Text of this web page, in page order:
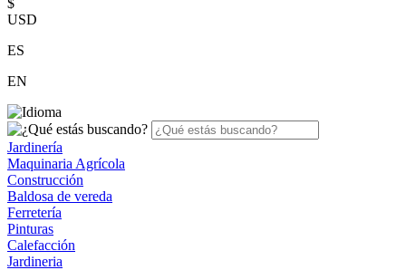
$
USD
ES
EN
Jardinería
Maquinaria Agrícola
Construcción
Baldosa de vereda
Ferretería
Pinturas
Calefacción
Jardineria